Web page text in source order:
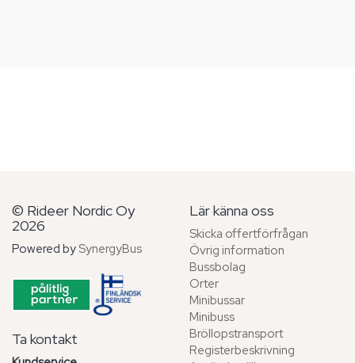
© Rideer Nordic Oy
2026
Powered by SynergyBus
Ta kontakt
Lär känna oss
Skicka offertförfrågan
Övrig information
Bussbolag
Orter
Minibussar
Minibuss
Bröllopstransport
Registerbeskrivning